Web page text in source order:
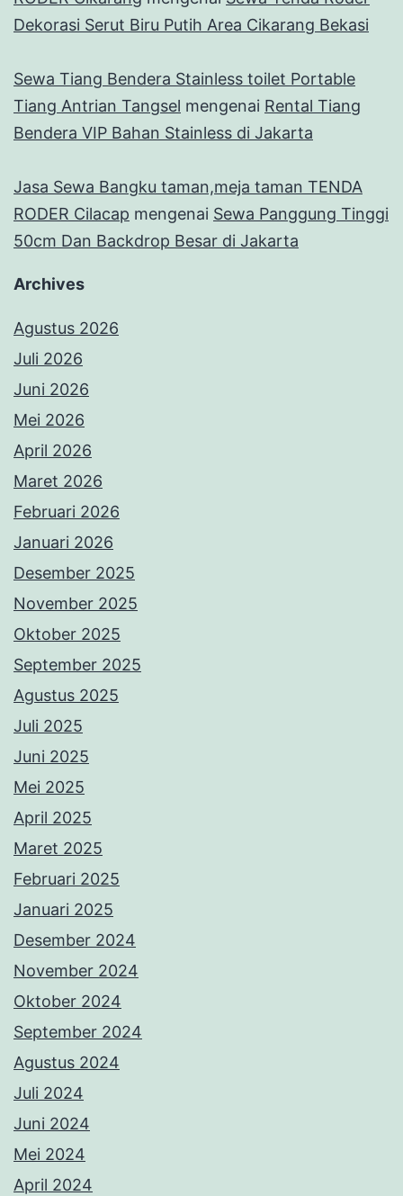
Dekorasi Serut Biru Putih Area Cikarang Bekasi
Sewa Tiang Bendera Stainless toilet Portable
Tiang Antrian Tangsel mengenai Rental Tiang
Bendera VIP Bahan Stainless di Jakarta
Jasa Sewa Bangku taman,meja taman TENDA
RODER Cilacap mengenai Sewa Panggung Tinggi
50cm Dan Backdrop Besar di Jakarta
Archives
Agustus 2026
Juli 2026
Juni 2026
Mei 2026
April 2026
Maret 2026
Februari 2026
Januari 2026
Desember 2025
November 2025
Oktober 2025
September 2025
Agustus 2025
Juli 2025
Juni 2025
Mei 2025
April 2025
Maret 2025
Februari 2025
Januari 2025
Desember 2024
November 2024
Oktober 2024
September 2024
Agustus 2024
Juli 2024
Juni 2024
Mei 2024
April 2024